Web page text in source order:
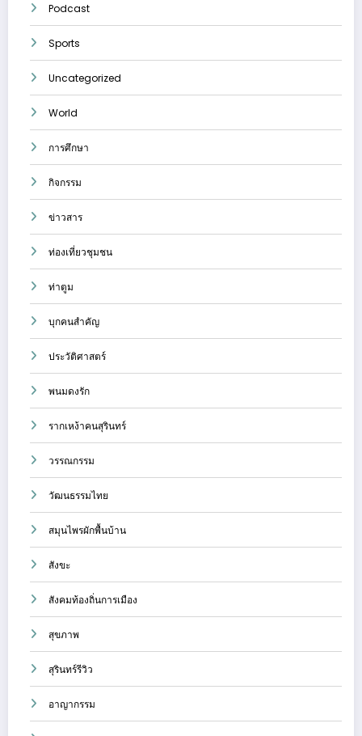
Podcast
Sports
Uncategorized
World
การศึกษา
กิจกรรม
ข่าวสาร
ท่องเที่ยวชุมชน
ท่าตูม
บุกคนสำคัญ
ประวัติศาสตร์
พนมดงรัก
รากเหง้าคนสุรินทร์
วรรณกรรม
วัฒนธรรมไทย
สมุนไพรผักพื้นบ้าน
สังขะ
สังคมท้องถิ่นการเมือง
สุขภาพ
สุรินทร์รีวิว
อาญากรรม